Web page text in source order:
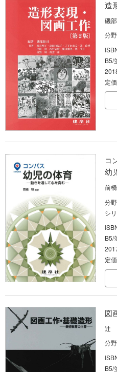
造
磯
分野
B5/
定
コ
幼
前
分野
シ
B5/
定
図
辻
分野
B5/